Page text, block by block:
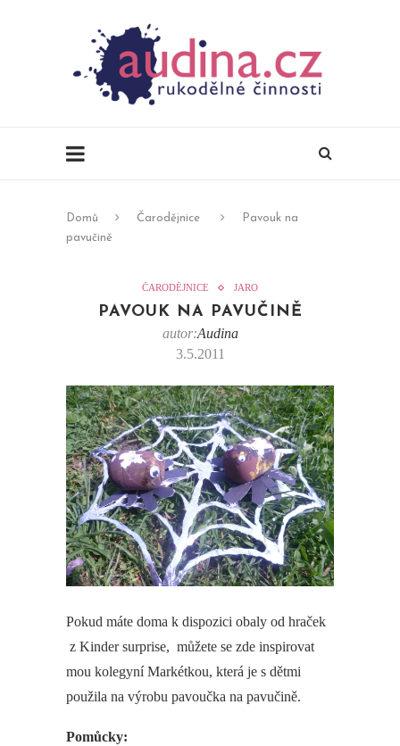
Domů Čarodějnice
Pavouk na
pavučině
ČARODĚJNICE JARO
PAVOUK NA PAVUČINĚ
autor:Audina
3.5.2011
Pokud máte doma k dispozici obaly od hraček
z Kinder surprise, můžete se zde inspirovat
mou kolegyní Markétkou, která je s dětmi
použila na výrobu pavoučka na pavučině.
Pomůcky: